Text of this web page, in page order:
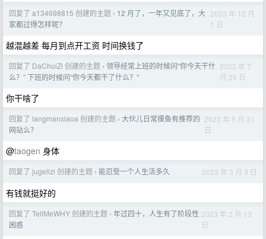
回复了 a134698815 创建的主题 › 12 月了，一年又见底了，大
家都过得怎样呢？
2023 年 12 月
1 日
越混越差 每月到点开工资 时间换钱了
回复了 DaChuiZi 创建的主题 › 领导经常上班的时候问“你今天干什
么？” 下班的时候问“你今天都干了什么？”
2023 年 7
月 26 日
你干啥了
回复了 langmanxiaoa 创建的主题 › 大伙儿日常摸鱼有推荐的
网站么？
2023 年 5 月 31
日
@taogen 身体
回复了 jugelizi 创建的主题 › 能忍受一个人生活多久 2023 年 3 月 3 日
有钱就挺好的
回复了 TellMeWHY 创建的主题 › 年过四十，人生有了阶段性
困惑
2023 年 2 月 13
日